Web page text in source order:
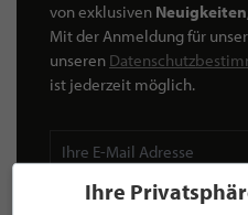
von exklusiven
Mit der Anmeldung für
unseren
ist jederzeit möglich.
Ihre